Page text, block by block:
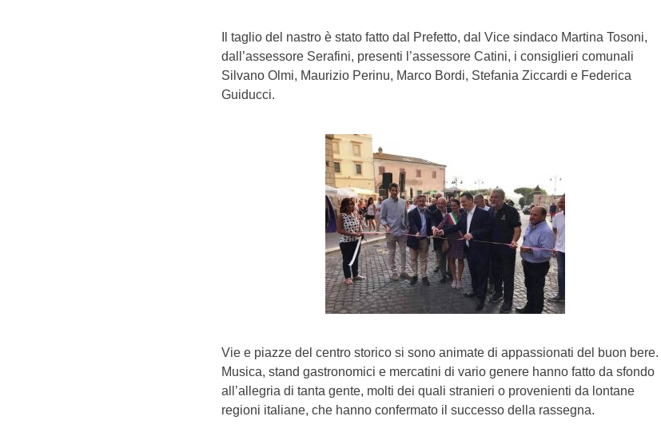
Il taglio del nastro è stato fatto dal Prefetto, dal Vice sindaco Martina Tosoni,
dall’assessore Serafini, presenti l’assessore Catini, i consiglieri comunali
Silvano Olmi, Maurizio Perinu, Marco Bordi, Stefania Ziccardi e Federica
Guiducci.
Vie e piazze del centro storico si sono animate di appassionati del buon bere.
Musica, stand gastronomici e mercatini di vario genere hanno fatto da sfondo
all’allegria di tanta gente, molti dei quali stranieri o provenienti da lontane
regioni italiane, che hanno confermato il successo della rassegna.